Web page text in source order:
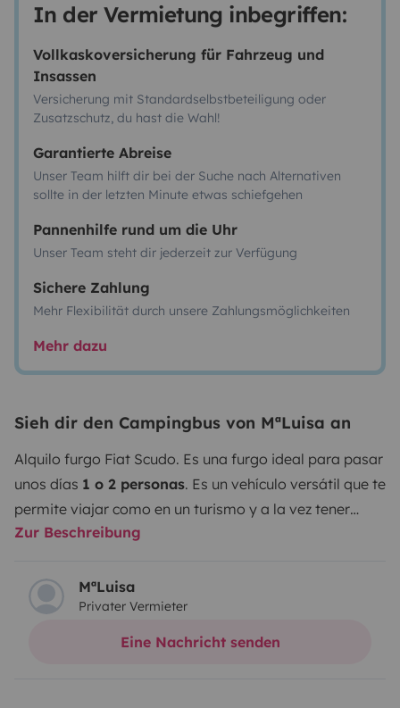
In der Vermietung inbegriffen:
Vollkaskoversicherung für Fahrzeug und
Insassen
Versicherung mit Standardselbstbeteiligung oder
Zusatzschutz, du hast die Wahl!
Garantierte Abreise
Unser Team hilft dir bei der Suche nach Alternativen
sollte in der letzten Minute etwas schiefgehen
Pannenhilfe rund um die Uhr
Unser Team steht dir jederzeit zur Verfügung
Sichere Zahlung
Mehr Flexibilität durch unsere Zahlungsmöglichkeiten
Mehr dazu
Sieh dir den Campingbus von MªLuisa an
Alquilo furgo Fiat Scudo. Es una furgo ideal para pasar
unos días 1 o 2 personas. Es un vehículo versátil que te
permite viajar como en un turismo y a la vez tener
todas las comodidades de una camper. Tiene un motor
lado y tiene un pedazo motor. Tiene placa que alimenta
unfrigoríficoque permite tener la bebida fresquita y
comidica rica. Además de
inversor
que te posibilita
Zur Beschreibung
MªLuisa
Privater Vermieter
Eine Nachricht senden